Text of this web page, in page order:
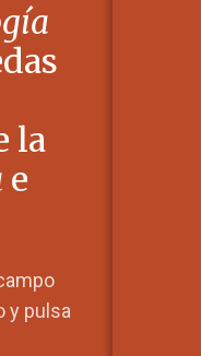
la
e
y pulsa